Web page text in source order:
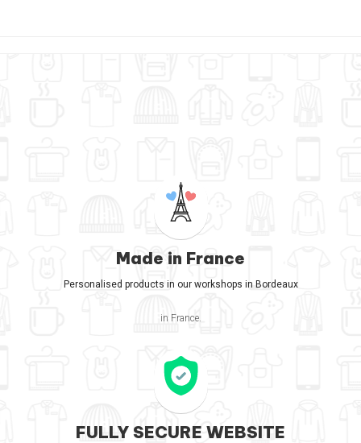
Made in France
Personalised products in our workshops in Bordeaux
in France.
FULLY SECURE WEBSITE